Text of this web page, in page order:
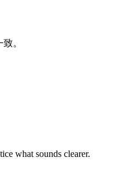
致。
what sounds clearer.